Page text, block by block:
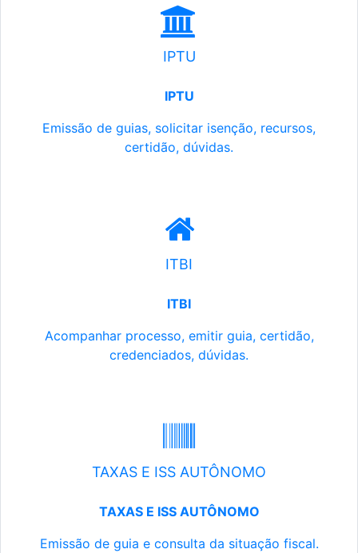
IPTU
IPTU
Emissão de guias, solicitar isenção, recursos,
certidão, dúvidas.
ITBI
ITBI
Acompanhar processo, emitir guia, certidão,
credenciados, dúvidas.
TAXAS E ISS AUTÔNOMO
TAXAS E ISS AUTÔNOMO
Emissão de guia e consulta da situação fiscal.